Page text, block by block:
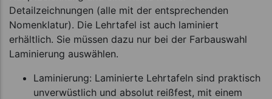
Detailzeichnungen (alle mit der entsprechenden
Nomenklatur). Die Lehrtafel ist auch laminiert
erhältlich. Sie müssen dazu nur bei der Farbauswahl
Laminierung auswählen.
Laminierung: Laminierte Lehrtafeln sind praktisch
unverwüstlich und absolut reißfest, mit einem